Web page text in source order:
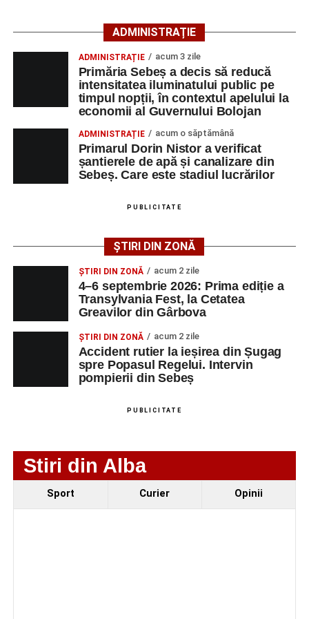
Motociclistul a fost testat cu aparatul etilotest, rezultatul
fiind negativ.
Polițiștii continuă cercetările pentru stabilirea tuturor
împrejurărilor în care s-a produs accidentul, în cadrul unui
dosar penal întocmit pentru săvârșirea infracțiunii de
vătămare corporală din culpă.
Ultimele știri din Sebeș
O nouă viață salvată de pompierii din Sebeș. Un
cățel a fost scos în siguranță de sub o stivă de
bușteni
Femeie de 66 de ani, transportată în stare gravă la
spital după ce a fost lovită de o motocicletă pe
strada Dorobanți din Sebeș
Accident pe strada Dorobanți din Sebeș: fermeie
ADMINISTRAȚIE
ADMINISTRAȚIE acum 3 zile
Primăria Sebeș a decis să reducă
intensitatea iluminatului public pe
timpul nopții, în contextul apelului la
economii al Guvernului Bolojan
ADMINISTRAȚIE acum o săptămână
Primarul Dorin Nistor a verificat
șantierele de apă și canalizare din
Sebeș. Care este stadiul lucrărilor
PUBLICITATE
ȘTIRI DIN ZONĂ
ȘTIRI DIN ZONĂ acum 2 zile
4–6 septembrie 2026: Prima ediție a
Transylvania Fest, la Cetatea
Greavilor din Gârbova
ȘTIRI DIN ZONĂ acum 2 zile
Accident rutier la ieșirea din Șugag
spre Popasul Regelui. Intervin
pompierii din Sebeș
PUBLICITATE
Stiri din Alba
Sport Curier Opinii